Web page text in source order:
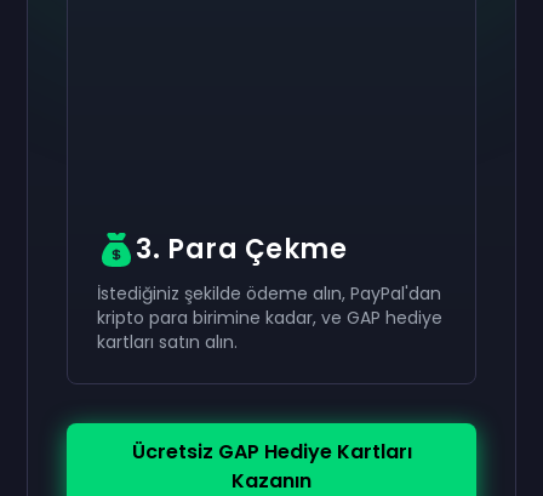
3. Para Çekme
İstediğiniz şekilde ödeme alın, PayPal'dan
kripto para birimine kadar, ve GAP hediye
kartları satın alın.
Ücretsiz GAP Hediye Kartları
Kazanın